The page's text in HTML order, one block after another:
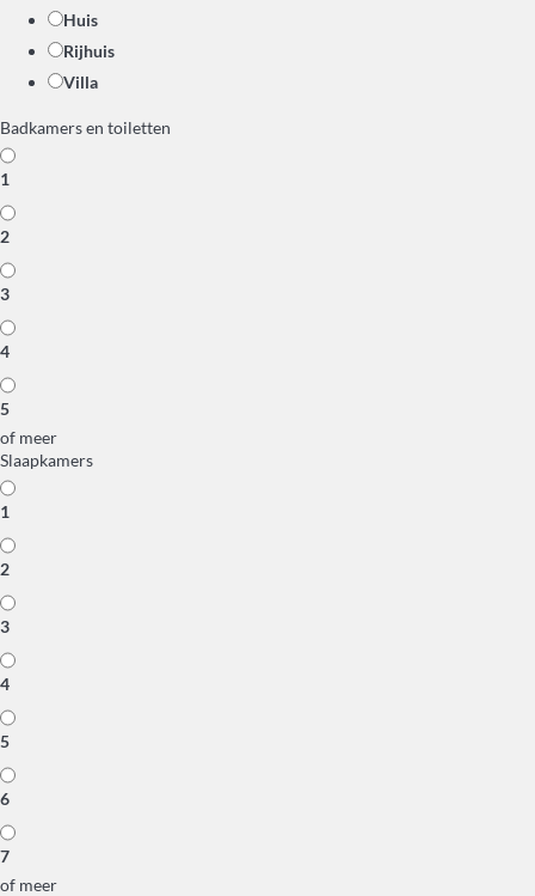
Huis
Rijhuis
Villa
Badkamers en toiletten
1
2
3
4
5
of meer
Slaapkamers
1
2
3
4
5
6
7
of meer